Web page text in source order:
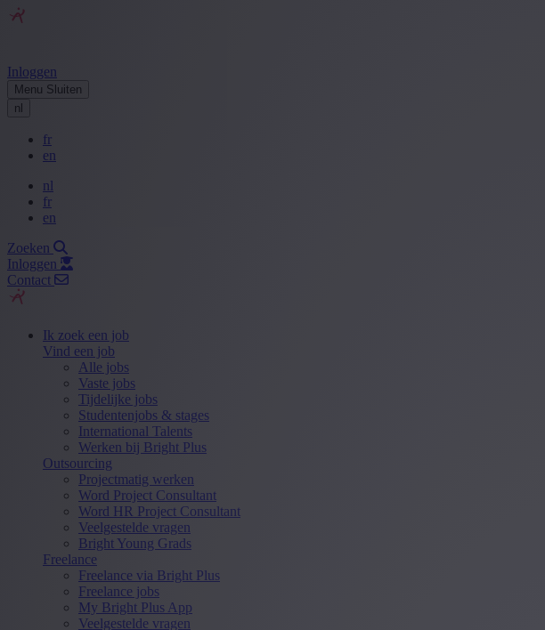
Inloggen
Menu Sluiten
nl
fr
en
nl
fr
en
Zoeken
Inloggen
Contact
Ik zoek een job
Vind een job
Alle jobs
Vaste jobs
Tijdelijke jobs
Studentenjobs & stages
International Talents
Werken bij Bright Plus
Outsourcing
Projectmatig werken
Word Project Consultant
Word HR Project Consultant
Veelgestelde vragen
Bright Young Grads
Freelance
Freelance via Bright Plus
Freelance jobs
My Bright Plus App
Veelgestelde vragen